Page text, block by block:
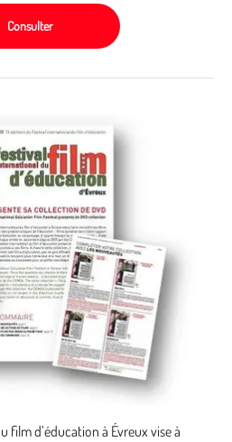
Consulter
film d’éducation à Évreux vise à